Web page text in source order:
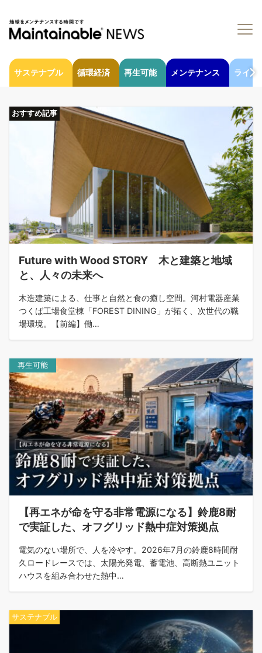
サステナブル 循環経済 再生可能 メンテナンス ライフ
おすすめ記事
Future with Wood STORY 木と建築と地域
と、人々の未来へ
木造建築による、仕事と自然と食の癒し空間。河村電器産業
つくば工場食堂棟「FOREST DINING」が拓く、次世代の職
場環境。【前編】働…
再生可能
【再エネが命を守る非常電源になる】鈴鹿8耐
で実証した、オフグリッド熱中症対策拠点
電気のない場所で、人を冷やす。2026年7月の鈴鹿8時間耐
久ロードレースでは、太陽光発電、蓄電池、高断熱ユニット
ハウスを組み合わせた熱中…
サステナブル